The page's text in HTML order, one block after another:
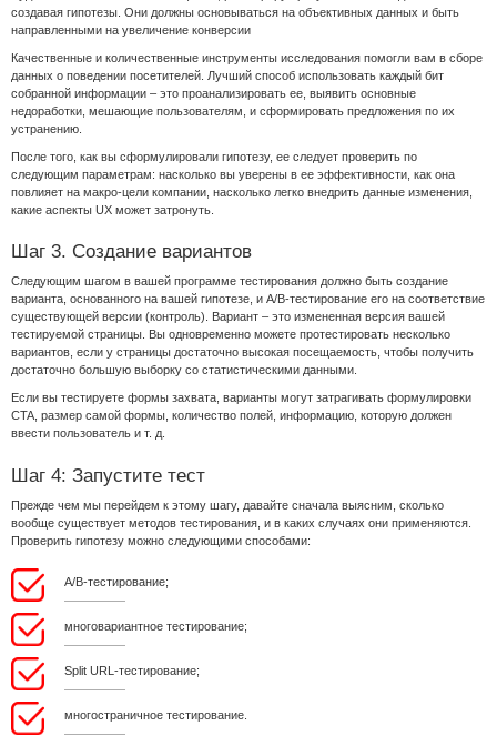
создавая гипотезы. Они должны основываться на объективных данных и быть
направленными на увеличение конверсии
Качественные и количественные инструменты исследования помогли вам в сборе
данных о поведении посетителей. Лучший способ использовать каждый бит
собранной информации – это проанализировать ее, выявить основные
недоработки, мешающие пользователям, и сформировать предложения по их
устранению.
После того, как вы сформулировали гипотезу, ее следует проверить по
следующим параметрам: насколько вы уверены в ее эффективности, как она
повлияет на макро-цели компании, насколько легко внедрить данные изменения,
какие аспекты UX может затронуть.
Шаг 3. Создание вариантов
Следующим шагом в вашей программе тестирования должно быть создание
варианта, основанного на вашей гипотезе, и A/B-тестирование его на соответствие
существующей версии (контроль). Вариант – это измененная версия вашей
тестируемой страницы. Вы одновременно можете протестировать несколько
вариантов, если у страницы достаточно высокая посещаемость, чтобы получить
достаточно большую выборку со статистическими данными.
Если вы тестируете формы захвата, варианты могут затрагивать формулировки
CTA, размер самой формы, количество полей, информацию, которую должен
ввести пользователь и т. д.
Шаг 4: Запустите тест
Прежде чем мы перейдем к этому шагу, давайте сначала выясним, сколько
вообще существует методов тестирования, и в каких случаях они применяются.
Проверить гипотезу можно следующими способами:
A/B-тестирование;
многовариантное тестирование;
Split URL-тестирование;
многостраничное тестирование.